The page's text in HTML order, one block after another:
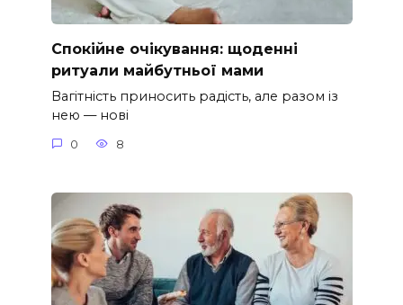
Спокійне очікування: щоденні
ритуали майбутньої мами
Вагітність приносить радість, але разом із
нею — нові
0 8